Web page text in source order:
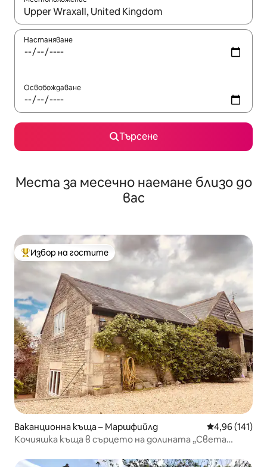
Когато резултатите се покажат, използвайте
Настаняване
Освобождаване
Търсене
Места за месечно наемане близо до
вас
Най-популярен избор на гостите
Избор на гостите
Ваканционна къща – Маршфийлд Средна
4,96 (141)
Кочияшка къща в сърцето на долината „Света